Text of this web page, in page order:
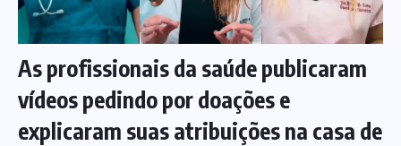
As profissionais da saúde publicaram
vídeos pedindo por doações e
explicaram suas atribuições na casa de